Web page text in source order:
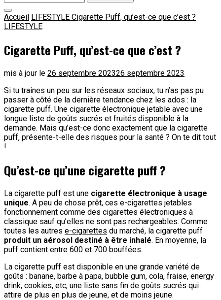
Accueil LIFESTYLE Cigarette Puff, qu’est-ce que c’est ?
LIFESTYLE
Cigarette Puff, qu’est-ce que c’est ?
mis à jour le 26 septembre 202326 septembre 2023
Si tu traines un peu sur les réseaux sociaux, tu n’as pas pu
passer à côté de la dernière tendance chez les ados : la
cigarette puff. Une cigarette électronique jetable avec une
longue liste de goûts sucrés et fruités disponible à la
demande. Mais qu’est-ce donc exactement que la cigarette
puff, présente-t-elle des risques pour la santé ? On te dit tout
!
Qu’est-ce qu’une cigarette puff ?
La cigarette puff est une cigarette électronique à usage
unique. A peu de chose prêt, ces e-cigarettes jetables
fonctionnement comme des cigarettes électroniques à
classique sauf qu’elles ne sont pas rechargeables. Comme
toutes les autres e-cigarettes du marché, la cigarette puff
produit un aérosol destiné à être inhalé. En moyenne, la
puff contient entre 600 et 700 bouffées.
La cigarette puff est disponible en une grande variété de
goûts : banane, barbe à papa, bubble gum, cola, fraise, energy
drink, cookies, etc, une liste sans fin de goûts sucrés qui
attire de plus en plus de jeune, et de moins jeune.